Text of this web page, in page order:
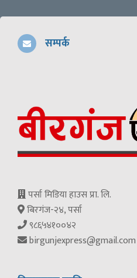
सम्पर्क
पर्सा मिडिया हाउस प्रा. लि.
बिरगंज-२४, पर्सा
९८६५४१००४२
birgunjexpress@gmail.com